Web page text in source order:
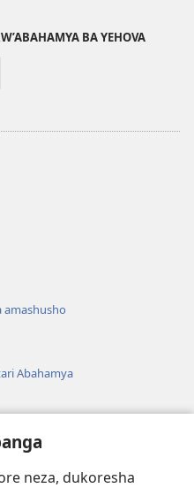
neza, dukoresha
BA YEHOVA
amashusho
Abahamya